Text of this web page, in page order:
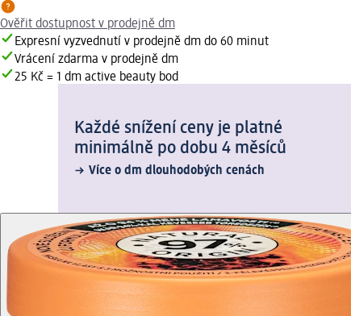
Ověřit dostupnost v prodejně dm
Expresní vyzvednutí v prodejně dm do 60 minut
Vrácení zdarma v prodejně dm
25 Kč = 1 dm active beauty bod
Každé snížení ceny je platné
minimálně po dobu 4 měsíců
Více o dm dlouhodobých cenách